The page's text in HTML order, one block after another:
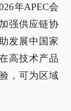
年APEC会
强供应链协
发展中国家
高技术产品
，可为区域